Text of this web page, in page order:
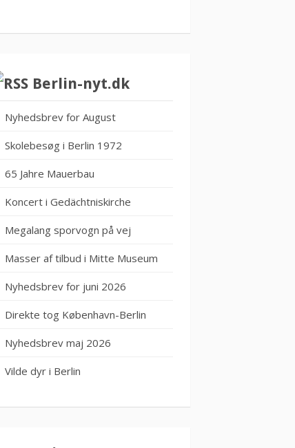
Berlin-nyt.dk
Nyhedsbrev for August
Skolebesøg i Berlin 1972
65 Jahre Mauerbau
Koncert i Gedächtniskirche
Megalang sporvogn på vej
Masser af tilbud i Mitte Museum
Nyhedsbrev for juni 2026
Direkte tog København-Berlin
Nyhedsbrev maj 2026
Vilde dyr i Berlin